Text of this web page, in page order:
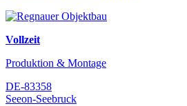
Vollzeit
Produktion & Montage
DE-83358
Seeon-Seebruck